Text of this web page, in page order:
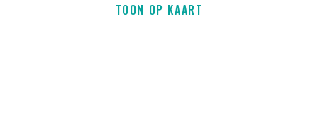
TOON OP KAART